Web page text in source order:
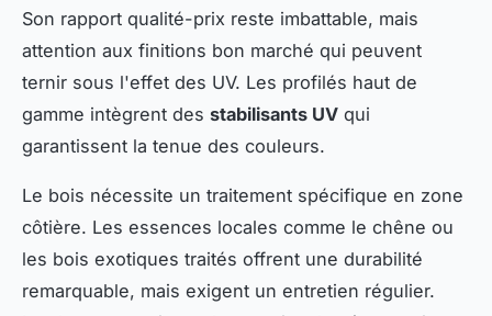
Son rapport qualité-prix reste imbattable, mais
attention aux finitions bon marché qui peuvent
ternir sous l'effet des UV. Les profilés haut de
gamme intègrent des stabilisants UV qui
garantissent la tenue des couleurs.
Le bois nécessite un traitement spécifique en zone
côtière. Les essences locales comme le chêne ou
les bois exotiques traités offrent une durabilité
remarquable, mais exigent un entretien régulier.